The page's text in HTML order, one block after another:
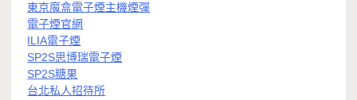
東京魔盒電子煙主機煙彈
電子煙官網
ILIA電子煙
SP2S思博瑞電子煙
SP2S糖果
台北私人招待所